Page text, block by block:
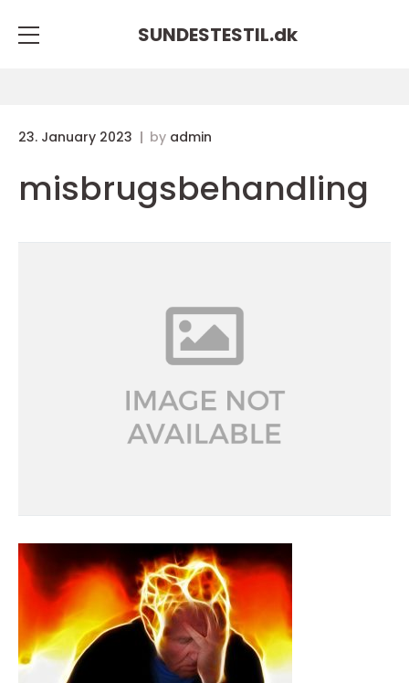
SUNDESTESTIL.dk
23. January 2023 by admin
misbrugsbehandling